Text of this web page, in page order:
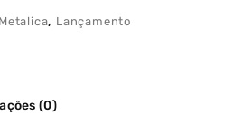
, Lançamento
(0)